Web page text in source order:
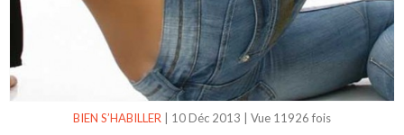
BIEN S’HABILLER 10 Déc 2013 Vue 11926 fois